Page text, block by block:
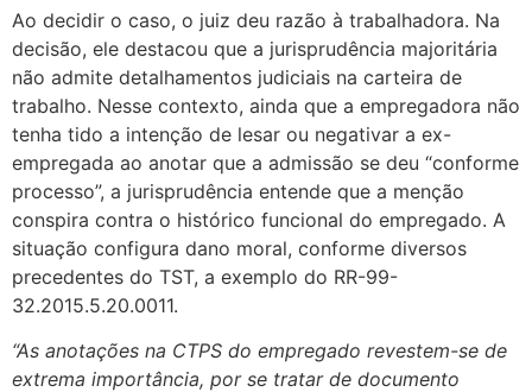
Ao decidir o caso, o juiz deu razão à trabalhadora. Na
decisão, ele destacou que a jurisprudência majoritária
não admite detalhamentos judiciais na carteira de
trabalho. Nesse contexto, ainda que a empregadora não
tenha tido a intenção de lesar ou negativar a ex-
empregada ao anotar que a admissão se deu “conforme
processo”, a jurisprudência entende que a menção
conspira contra o histórico funcional do empregado. A
situação configura dano moral, conforme diversos
precedentes do TST, a exemplo do RR-99-
32.2015.5.20.0011.
“As anotações na CTPS do empregado revestem-se de
extrema importância, por se tratar de documento